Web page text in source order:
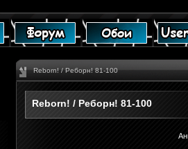
Reborn! / Реборн! 81-100
Reborn! / Реборн! 81-100